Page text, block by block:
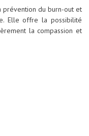
prévention du burn-out et
Elle offre la possibilité
la compassion et